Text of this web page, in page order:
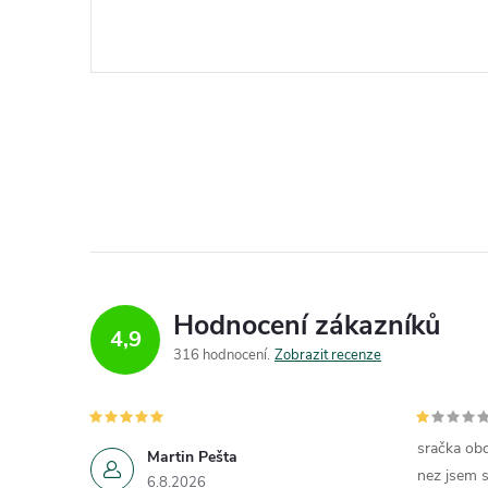
4,9 Hodnocení zákazníků
316 hodnocení Zobrazit recenze
Martin Pešta
6.8.2026
sračka
nez jsem